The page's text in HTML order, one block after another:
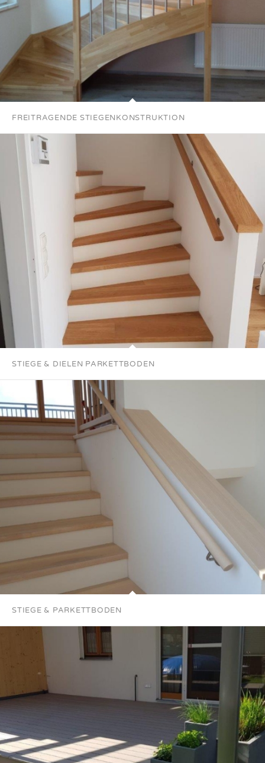
FREITRAGENDE STIEGENKONSTRUKTION
STIEGE & DIELEN PARKETTBODEN
STIEGE & PARKETTBODEN